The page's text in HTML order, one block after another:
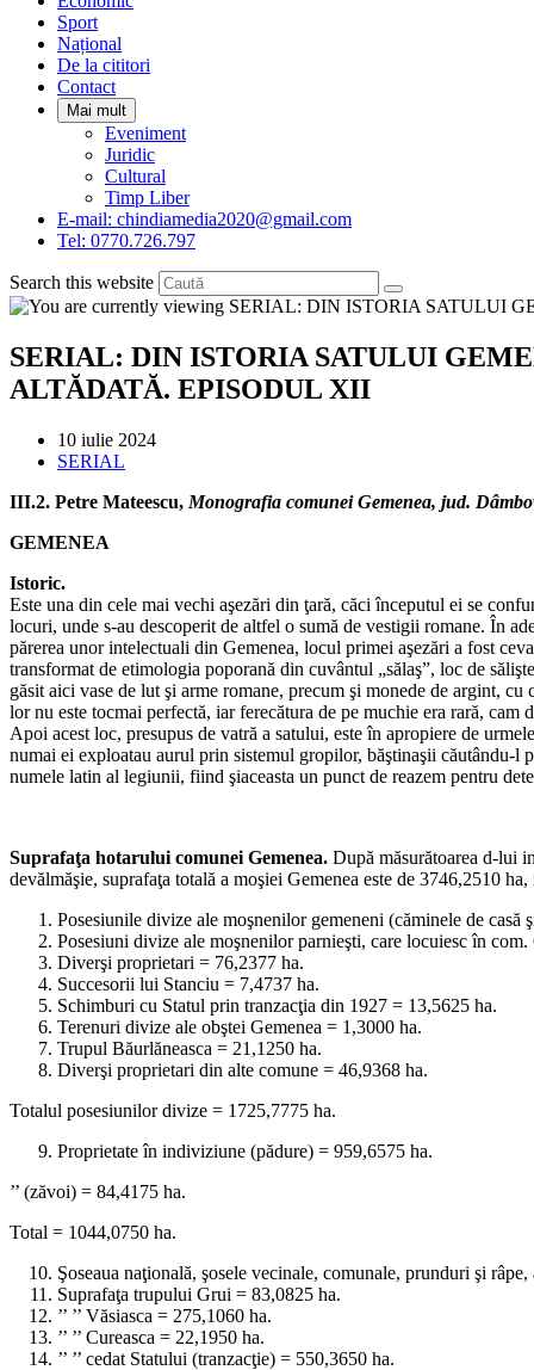
Sport
Național
De la cititori
Contact
Mai mult
Eveniment
Juridic
Cultural
Timp Liber
E-mail: chindiamedia2020@gmail.com
Tel: 0770.726.797
Search this website
SERIAL: DIN ISTORIA SATULUI
ALTĂDATĂ. EPISODUL XII
Post
published:
10 iulie 2024
Post
SERIAL
III.2. Petre Mateescu, Monografia comunei Gemenea, jud.
GEMENEA
Istoric.
Este una din cele mai vechi aşezări din ţară, căci începutul ei se
locuri, unde s-au descoperit de altfel o sumă de vestigii romane. În
părerea unor intelectuali din Gemenea, locul primei aşezări a fost
transformat de etimologia poporană din cuvântul „sălaş”, loc de
găsit aici vase de lut şi arme romane, precum şi monede de argint,
lor nu este tocmai perfectă, iar ferecătura de pe muchie era rară,
Apoi acest loc, presupus de vatră a satului, este în apropiere de
numai ei exploatau aurul prin sistemul gropilor, băştinaşii căutându-l
numele latin al legiunii, fiind şiaceasta un punct de reazem pentru
Suprafaţa hotarului comunei Gemenea. După măsurătoarea d-lui
devălmăşie, suprafaţa totală a moşiei Gemenea este de 3746,2510 ha,
Posesiunile divize ale moşnenilor gemeneni (căminele de
Posesiuni divize ale moşnenilor parnieşti, care locuiesc în
Diverşi proprietari = 76,2377 ha.
Succesorii lui Stanciu = 7,4737 ha.
Schimburi cu Statul prin tranzacţia din 1927 = 13,5625 ha.
Terenuri divize ale obştei Gemenea = 1,3000 ha.
Trupul Băurlăneasca = 21,1250 ha.
Diverşi proprietari din alte comune = 46,9368 ha.
Totalul posesiunilor divize = 1725,7775 ha.
Proprietate în indiviziune (pădure) = 959,6575 ha.
’’ (zăvoi) = 84,4175 ha.
Total = 1044,0750 ha.
Şoseaua naţională, şosele vecinale, comunale, prunduri şi
Suprafaţa trupului Grui = 83,0825 ha.
’’ ’’ Văsiasca = 275,1060 ha.
’’ ’’ Cureasca = 22,1950 ha.
’’ ’’ cedat Statului (tranzacţie) = 550,3650 ha.